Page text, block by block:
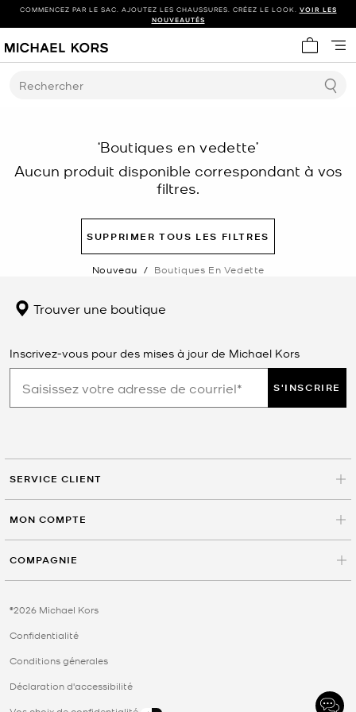
COMMENCEZ PAR LE SAC. AJOUTEZ LES CHAUSSURES. CRÉEZ LE LOOK. VOIR LES
NOUVEAUTÉS
Mon
Rechercher
‘Boutiques en vedette’
Aucun produit disponible correspondant à vos
filtres.
SUPPRIMER TOUS LES FILTRES
Nouveau / Boutiques En Vedette
Trouver une boutique
Inscrivez-vous pour des mises à jour de Michael Kors
S'INSCRIRE
SERVICE CLIENT
MON COMPTE
COMPAGNIE
©2026 Michael Kors
Confidentialité
Conditions génerales
Déclaration d'accessibilité